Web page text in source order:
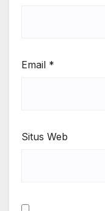
Email *
Situs Web